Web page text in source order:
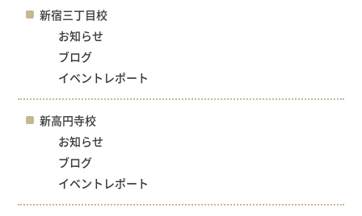
新宿三丁目校
お知らせ
ブログ
イベントレポート
新高円寺校
お知らせ
ブログ
イベントレポート